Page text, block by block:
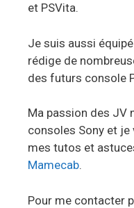
et PSVita.
Je suis aussi équipé
rédige de
des futurs console
Ma passion des JV
consoles Sony et
mes tutos et
Mamecab.
Pour me contacter